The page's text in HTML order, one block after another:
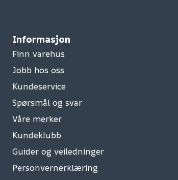
Informasjon
Finn varehus
Jobb hos oss
Kundeservice
Spørsmål og svar
Våre merker
Kundeklubb
Guider og veiledninger
Personvernerklæring